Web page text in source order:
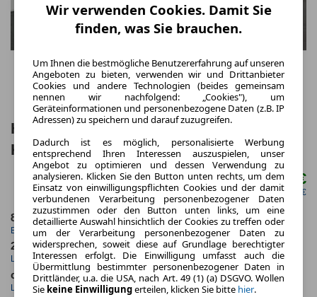
Honda CR-V e:PHEV Leder/Headup/360°
Kamera/Parkassisst
ab mtl. 369,00 €
netto mtl. 310,08 €
8.2025
Erstzulassung
5.000,0 km
Jahrliche Fahrleistung
24 Monate
Laufzeit
6 km
Kilometerstand
ca. 135 kW (183 PS)
Leistung
Hybrid
Kraftstoff
Wir verwenden Cookies. Damit Sie
finden, was Sie brauchen.
Um Ihnen die bestmögliche Benutzererfahrung auf unseren
Angeboten zu bieten, verwenden wir und Drittanbieter
Cookies und andere Technologien (beides gemeinsam
nennen wir nachfolgend: „Cookies"), um
Geräteinformationen und personenbezogene Daten (z.B. IP
Adressen) zu speichern und darauf zuzugreifen.
Dadurch ist es möglich, personalisierte Werbung
entsprechend Ihren Interessen auszuspielen, unser
Angebot zu optimieren und dessen Verwendung zu
analysieren. Klicken Sie den Button unten rechts, um dem
Einsatz von einwilligungspflichten Cookies und der damit
verbundenen Verarbeitung personenbezogener Daten
zuzustimmen oder den Button unten links, um eine
detaillierte Auswahl hinsichtlich der Cookies zu treffen oder
um der Verarbeitung personenbezogener Daten zu
widersprechen, soweit diese auf Grundlage berechtigter
Interessen erfolgt. Die Einwilligung umfasst auch die
Übermittlung bestimmter personenbezogener Daten in
Drittländer, u.a. die USA, nach Art. 49 (1) (a) DSGVO. Wollen
Sie keine Einwilligungerteilen, klicken Sie bitte hier.